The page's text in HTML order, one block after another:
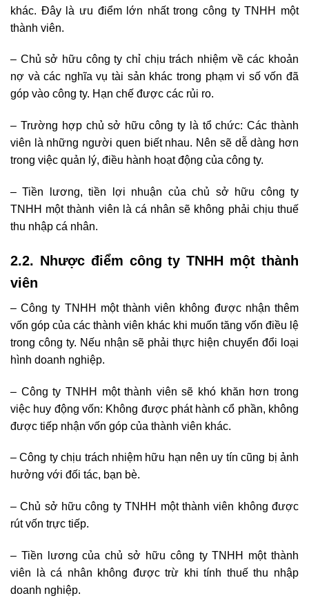
khác. Đây là ưu điểm lớn nhất trong công ty TNHH một
thành viên.
– Chủ sở hữu công ty chỉ chịu trách nhiệm về các khoản
nợ và các nghĩa vụ tài sản khác trong phạm vi số vốn đã
góp vào công ty. Hạn chế được các rủi ro.
– Trường hợp chủ sở hữu công ty là tổ chức: Các thành
viên là những người quen biết nhau. Nên sẽ dễ dàng hơn
trong việc quản lý, điều hành hoạt động của công ty.
– Tiền lương, tiền lợi nhuận của chủ sở hữu công ty
TNHH một thành viên là cá nhân sẽ không phải chịu thuế
thu nhập cá nhân.
2.2. Nhược điểm công ty TNHH một thành
viên
– Công ty TNHH một thành viên không được nhận thêm
vốn góp của các thành viên khác khi muốn tăng vốn điều lệ
trong công ty. Nếu nhận sẽ phải thực hiện chuyển đổi loại
hình doanh nghiệp.
– Công ty TNHH một thành viên sẽ khó khăn hơn trong
việc huy động vốn: Không được phát hành cổ phần, không
được tiếp nhận vốn góp của thành viên khác.
– Công ty chịu trách nhiệm hữu hạn nên uy tín cũng bị ảnh
hưởng với đối tác, bạn bè.
– Chủ sở hữu công ty TNHH một thành viên không được
rút vốn trực tiếp.
– Tiền lương của chủ sở hữu công ty TNHH một thành
viên là cá nhân không được trừ khi tính thuế thu nhập
doanh nghiệp.